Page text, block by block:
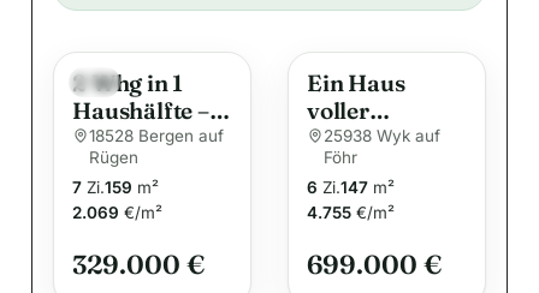
t
Neu
2 Whg in 1
Haushälfte –
Wohnen &
Vermieten mit
Ausbaupotenz
ial im
Dachgeschoss
18528 Bergen auf
Rügen
7 Zi.159 m²
2.069 €/m²
329.000 €
Ein Haus
voller
Möglichkeiten
– und
vielleicht
schon bald Ihr
neues
Zuhause.
25938 Wyk auf
Föhr
6 Zi.147 m²
4.755 €/m²
699.000 €